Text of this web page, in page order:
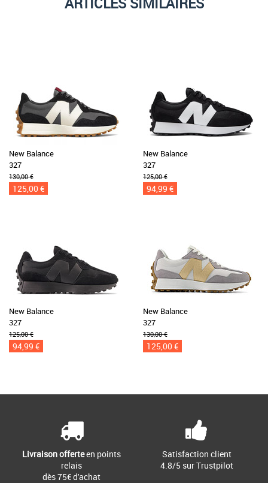
New Balance
327
130,00 €
125,00 €
New Balance
327
125,00 €
94,99 €
New Balance
327
125,00 €
94,99 €
New Balance
327
130,00 €
125,00 €
Livraison offerteen points
relais
dès 75€ d'achat
Satisfaction client
4.8/5 sur Trustpilot